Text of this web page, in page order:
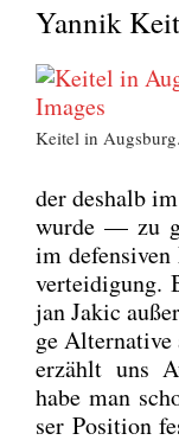
Yannik
Kei­tel in
der des­halb
wur­de — zu
im
jan Jakic
ge Alter­na­ti­ve
erzählt uns
habe man
ser Posi­ti­on